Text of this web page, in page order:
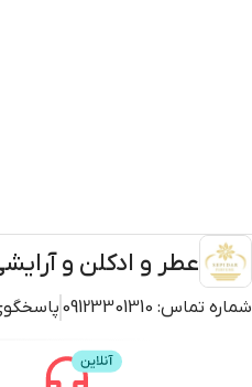
عطر و ادکلن و
شماره تماس: 09123301310